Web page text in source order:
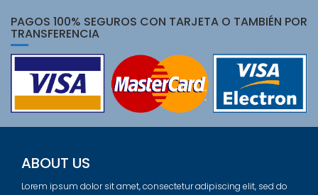
PAGOS 100% SEGUROS CON TARJETA O TAMBIÉN POR
TRANSFERENCIA
ABOUT US
Lorem ipsum dolor sit amet, consectetur adipiscing elit, sed do